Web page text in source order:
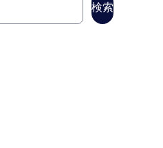
検索